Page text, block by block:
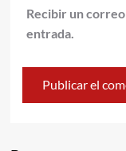
Recibir un
entrada.